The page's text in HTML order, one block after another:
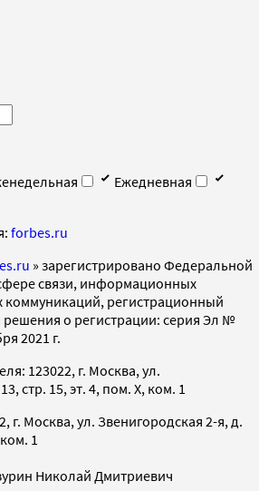
Ежедневная
forbes.ru
» зарегистрировано Федеральной
связи, информационных
коммуникаций, регистрационный
о регистрации: серия Эл №
2021 г.
123022, г. Москва, ул.
стр. 15, эт. 4, пом. X, ком. 1
г. Москва, ул. Звенигородская 2-я, д.
1
Николай Дмитриевич